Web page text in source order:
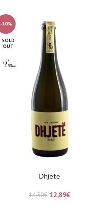
-10%
SOLD
OUT
Dhjete
14,30€ 12,89€